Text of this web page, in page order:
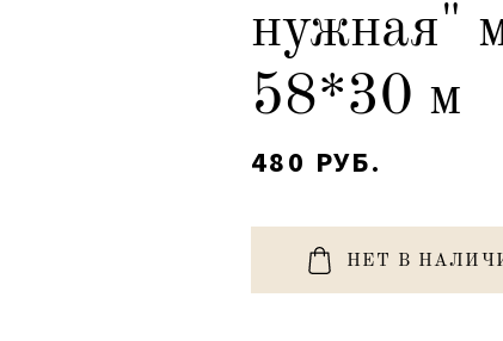
нужная"
58*30 м
480 РУБ.
НЕТ В